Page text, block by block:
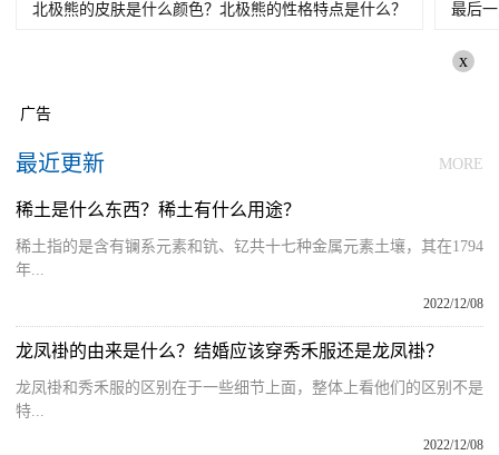
北极熊的皮肤是什么颜色？北极熊的性格特点是什么？ 最后
x
广告
最近更新 MORE
稀土是什么东西？稀土有什么用途？
稀土指的是含有镧系元素和钪、钇共十七种金属元素土壤，其在1794
年...
2022/12/08
龙凤褂的由来是什么？结婚应该穿秀禾服还是龙凤褂？
龙凤褂和秀禾服的区别在于一些细节上面，整体上看他们的区别不是
特...
2022/12/08